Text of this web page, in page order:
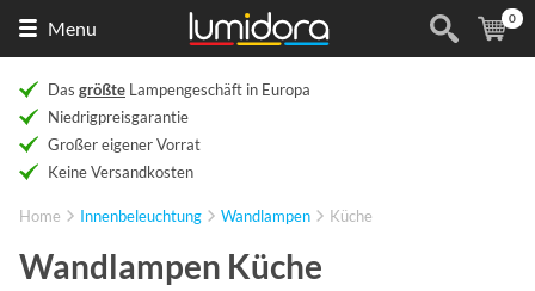
Menu (
0
Das größte Lampengeschäft in Europa
Niedrigpreisgarantie
Großer eigener Vorrat
Keine Versandkosten
Home Innenbeleuchtung Wandlampen Küche
Wandlampen Küche